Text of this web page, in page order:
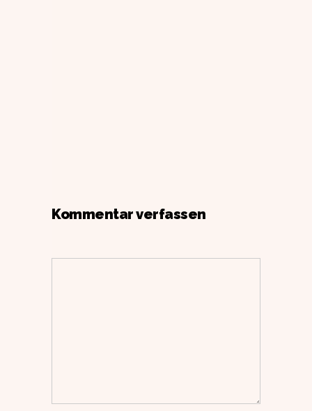
Kommentar verfassen